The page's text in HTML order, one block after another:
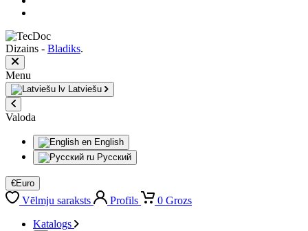
Dizains - Bladiks.
Menu
Latviešu
Valoda
English
Русский
€Euro
Vēlmju saraksts Profils 0 Grozs
Katalogs